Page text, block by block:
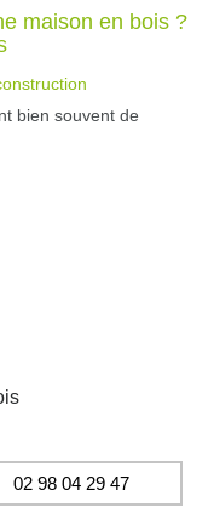
maison en bois ?
bien souvent de
02 98 04 29 47